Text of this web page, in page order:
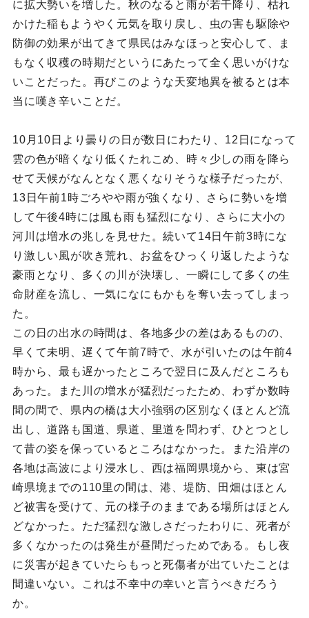
に拡大勢いを増した。秋のなると雨が若干降り、枯れ
かけた稲もようやく元気を取り戻し、虫の害も駆除や
防御の効果が出てきて県民はみなほっと安心して、ま
もなく収穫の時期だというにあたって全く思いがけな
いことだった。再びこのような天変地異を被るとは本
当に嘆き辛いことだ。
10月10日より曇りの日が数日にわたり、12日になって
雲の色が暗くなり低くたれこめ、時々少しの雨を降ら
せて天候がなんとなく悪くなりそうな様子だったが、
13日午前1時ごろやや雨が強くなり、さらに勢いを増
して午後4時には風も雨も猛烈になり、さらに大小の
河川は増水の兆しを見せた。続いて14日午前3時にな
り激しい風が吹き荒れ、お盆をひっくり返したような
豪雨となり、多くの川が決壊し、一瞬にして多くの生
命財産を流し、一気になにもかもを奪い去ってしまっ
た。
この日の出水の時間は、各地多少の差はあるものの、
早くて未明、遅くて午前7時で、水が引いたのは午前4
時から、最も遅かったところで翌日に及んだところも
あった。また川の増水が猛烈だったため、わずか数時
間の間で、県内の橋は大小強弱の区別なくほとんど流
出し、道路も国道、県道、里道を問わず、ひとつとし
て昔の姿を保っているところはなかった。また沿岸の
各地は高波により浸水し、西は福岡県境から、東は宮
崎県境までの110里の間は、港、堤防、田畑はほとん
ど被害を受けて、元の様子のままである場所はほとん
どなかった。ただ猛烈な激しさだったわりに、死者が
多くなかったのは発生が昼間だっためである。もし夜
に災害が起きていたらもっと死傷者が出ていたことは
間違いない。これは不幸中の幸いと言うべきだろう
か。